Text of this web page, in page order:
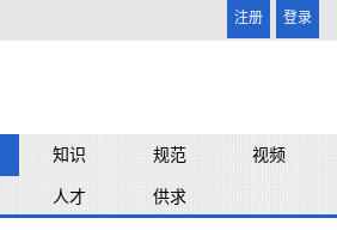
注册 登录
知识 规范 视频
人才 供求